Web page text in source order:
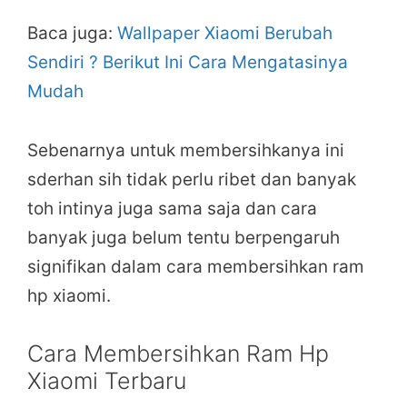
Baca juga: Wallpaper Xiaomi Berubah
Sendiri ? Berikut Ini Cara Mengatasinya
Mudah
Sebenarnya untuk membersihkanya ini
sderhan sih tidak perlu ribet dan banyak
toh intinya juga sama saja dan cara
banyak juga belum tentu berpengaruh
signifikan dalam cara membersihkan ram
hp xiaomi.
Cara Membersihkan Ram Hp
Xiaomi Terbaru